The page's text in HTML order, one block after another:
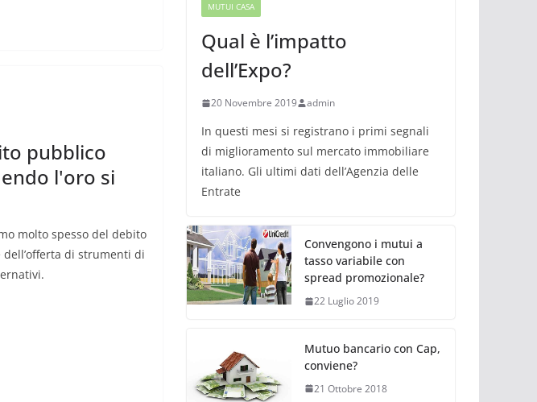
pubblico
l'oro si
molto spesso del debito
di strumenti di
MUTUI CASA
Qual è l’impatto
dell’Expo?
20 Novembre 2019 admin
In questi mesi si registrano i primi segnali
di miglioramento sul mercato immobiliare
italiano. Gli ultimi dati dell’Agenzia delle
Entrate
Convengono i mutui a
tasso variabile con
spread promozionale?
22 Luglio 2019
Mutuo bancario con Cap,
conviene?
21 Ottobre 2018